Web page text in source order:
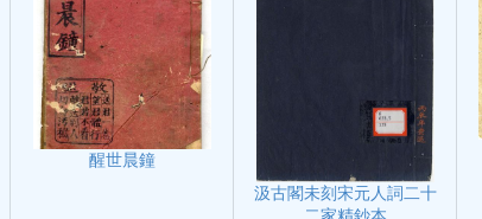
醒世晨鐘
汲古閣未刻宋元人詞二十